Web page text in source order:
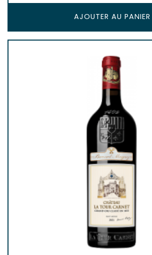
AJOUTER AU PANIER